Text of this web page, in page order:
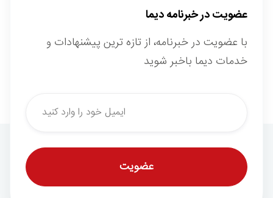
عضویت در خبرنامه دیما
با عضویت در خبرنامه، از تازه ترین پیشنهادات و
خدمات دیما باخبر شوید